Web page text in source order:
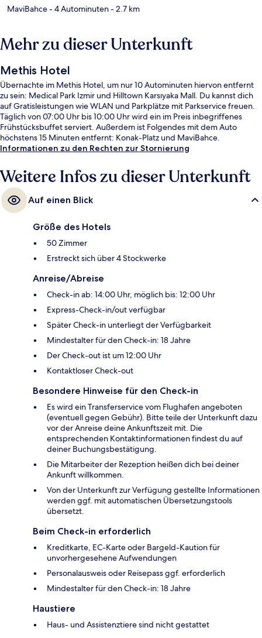
MaviBahce- 4 Autominuten- 2.7 km
Mehr zu dieser Unterkunft
Methis Hotel
Übernachte im Methis Hotel, um nur 10 Autominuten hiervon entfernt
zu sein: Medical Park Izmir und Hilltown Karsıyaka Mall. Du kannst dich
auf Gratisleistungen wie WLAN und Parkplätze mit Parkservice freuen.
Täglich von 07:00 Uhr bis 10:00 Uhr wird ein im Preis inbegriffenes
Frühstücksbuffet serviert. Außerdem ist Folgendes mit dem Auto
höchstens 15 Minuten entfernt: Konak-Platz und MaviBahce.
Informationen zu den Rechten zur Stornierung
Weitere Infos zu dieser Unterkunft
Auf einen Blick
Größe des Hotels
50 Zimmer
Erstreckt sich über 4 Stockwerke
Anreise/Abreise
Check-in ab: 14:00 Uhr, möglich bis: 12:00 Uhr
Express-Check-in/out verfügbar
Später Check-in unterliegt der Verfügbarkeit
Mindestalter für den Check-in: 18 Jahre
Der Check-out ist um 12:00 Uhr
Kontaktloser Check-out
Besondere Hinweise für den Check-in
Es wird ein Transferservice vom Flughafen angeboten
(eventuell gegen Gebühr). Bitte teile der Unterkunft dazu
vor der Anreise deine Ankunftszeit mit. Die
entsprechenden Kontaktinformationen findest du auf
deiner Buchungsbestätigung.
Die Mitarbeiter der Rezeption heißen dich bei deiner
Ankunft willkommen.
Von der Unterkunft zur Verfügung gestellte Informationen
werden ggf. mit automatischen Übersetzungstools
übersetzt.
Beim Check-in erforderlich
Kreditkarte, EC-Karte oder Bargeld-Kaution für
unvorhergesehene Aufwendungen
Personalausweis oder Reisepass ggf. erforderlich
Mindestalter für den Check-in: 18 Jahre
Haustiere
Haus- und Assistenztiere sind nicht gestattet